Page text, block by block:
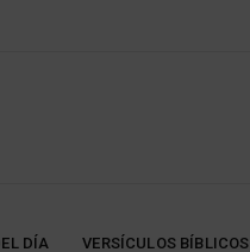
DÍA VERSÍCULOS BÍBLICOS